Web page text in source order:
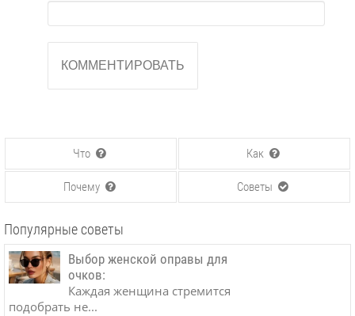
Что Как
Почему Советы
Популярные советы
Выбор женской оправы для
очков:
Каждая женщина стремится
подобрать не...